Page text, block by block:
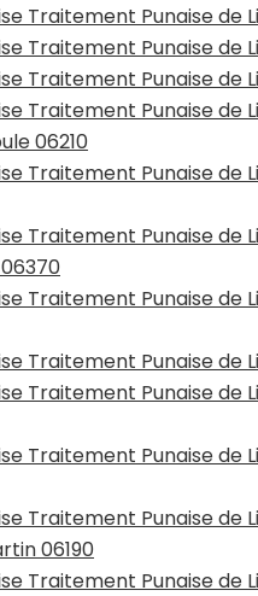
Traitement Punaise de
Traitement Punaise de
Traitement Punaise de
Traitement Punaise de
06210
Traitement Punaise de
Traitement Punaise de
Traitement Punaise de
Traitement Punaise de
Traitement Punaise de
Traitement Punaise de
Traitement Punaise de
06190
Traitement Punaise de